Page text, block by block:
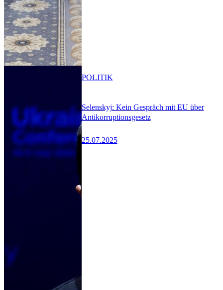
Selenskyj: Kein Gespräch mit EU über
Antikorruptionsgesetz
25.07.2025
POLITIK